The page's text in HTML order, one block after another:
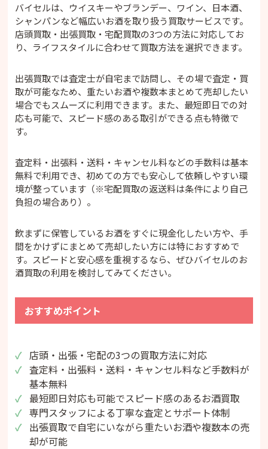
バイセルは、ウイスキーやブランデー、ワイン、日本酒、
シャンパンなど幅広いお酒を取り扱う買取サービスです。
店頭買取・出張買取・宅配買取の3つの方法に対応してお
り、ライフスタイルに合わせて買取方法を選択できます。
出張買取では査定士が自宅まで訪問し、その場で査定・買
取が可能なため、重たいお酒や複数本まとめて売却したい
場合でもスムーズに利用できます。また、最短即日での対
応も可能で、スピード感のある取引ができる点も特徴で
す。
査定料・出張料・送料・キャンセル料などの手数料は基本
無料で利用でき、初めての方でも安心して依頼しやすい環
境が整っています（※宅配買取の返送料は条件により自己
負担の場合あり）。
飲まずに保管しているお酒をすぐに現金化したい方や、手
間をかけずにまとめて売却したい方には特におすすめで
す。スピードと安心感を重視するなら、ぜひバイセルのお
酒買取の利用を検討してみてください。
おすすめポイント
店頭・出張・宅配の3つの買取方法に対応
査定料・出張料・送料・キャンセル料など手数料が
基本無料
最短即日対応も可能でスピード感のあるお酒買取
専門スタッフによる丁寧な査定とサポート体制
出張買取で自宅にいながら重たいお酒や複数本の売
却が可能